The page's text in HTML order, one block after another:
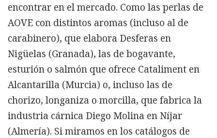
encontrar en el mercado. Como las perlas de
AOVE con distintos aromas (incluso al de
carabinero), que elabora Desferas en
Nigüelas (Granada), las de bogavante,
esturión o salmón que ofrece Cataliment en
Alcantarilla (Murcia) o, incluso las de
chorizo, longaniza o morcilla, que fabrica la
industria cárnica Diego Molina en Níjar
(Almería). Si miramos en los catálogos de